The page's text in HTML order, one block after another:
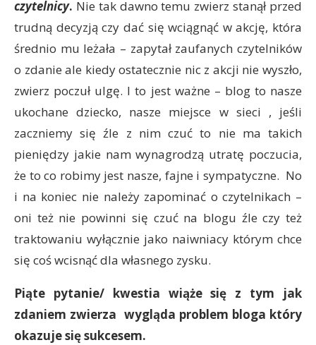
czytelnicy. Nie tak dawno temu zwierz stanął przed
trudną decyzją czy dać się wciągnąć w akcję, która
średnio mu leżała – zapytał zaufanych czytelników
o zdanie ale kiedy ostatecznie nic z akcji nie wyszło,
zwierz poczuł ulgę. I to jest ważne – blog to nasze
ukochane dziecko, nasze miejsce w sieci , jeśli
zaczniemy się źle z nim czuć to nie ma takich
pieniędzy jakie nam wynagrodzą utratę poczucia,
że to co robimy jest nasze, fajne i sympatyczne. No
i na koniec nie należy zapominać o czytelnikach –
oni też nie powinni się czuć na blogu źle czy też
traktowaniu wyłącznie jako naiwniacy którym chce
się coś wcisnąć dla własnego zysku.
Piąte pytanie/ kwestia wiąże się z tym jak
zdaniem zwierza wygląda problem bloga który
okazuje się sukcesem.